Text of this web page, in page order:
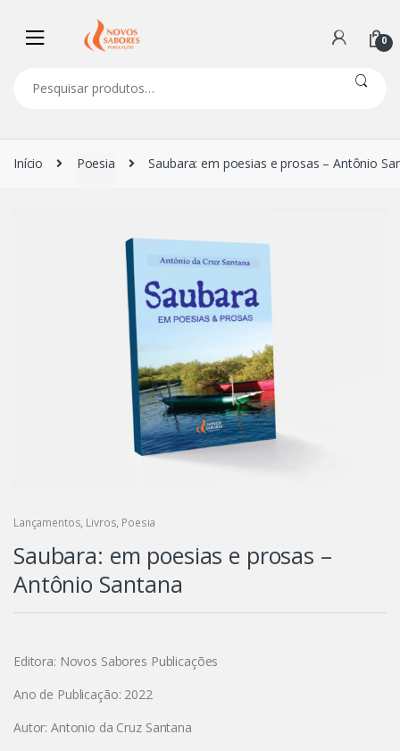
comentários
0
por:
Início Poesia Saubara: em poesias e prosas – Antônio
Lançamentos, Livros, Poesia
Saubara: em poesias e prosas –
Antônio Santana
Editora: Novos Sabores Publicações
Ano de Publicação: 2022
Autor: Antonio da Cruz Santana